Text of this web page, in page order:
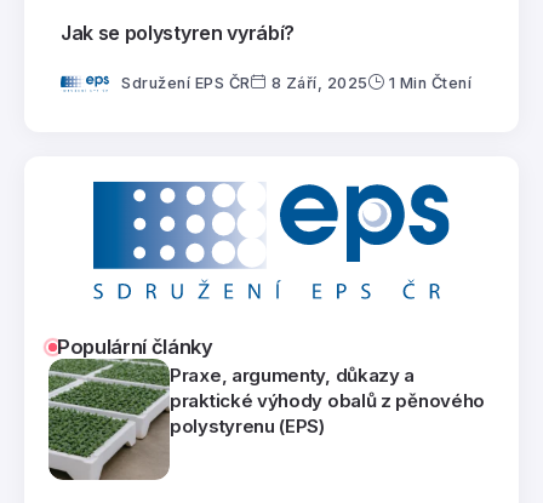
Jak se polystyren vyrábí?
Sdružení EPS ČR 8 Září, 2025 1 Min Čtení
Populární články
Praxe, argumenty, důkazy a
praktické výhody obalů z pěnového
polystyrenu (EPS)